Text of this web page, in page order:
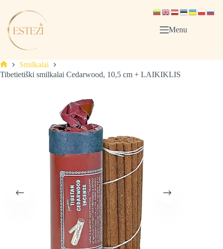
content
Menu
Pagrindinis
Smilkalai
Tibetietiški smilkalai Cedarwood, 10,5 cm + LAIKIKLIS